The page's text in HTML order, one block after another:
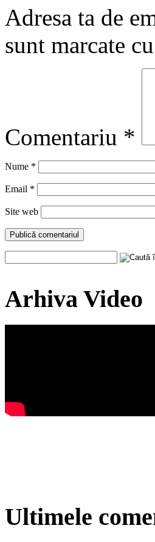
Adresa ta de
sunt marcate cu
Comentariu *
Nume *
Email *
Site web
Arhiva Video
Ultimele